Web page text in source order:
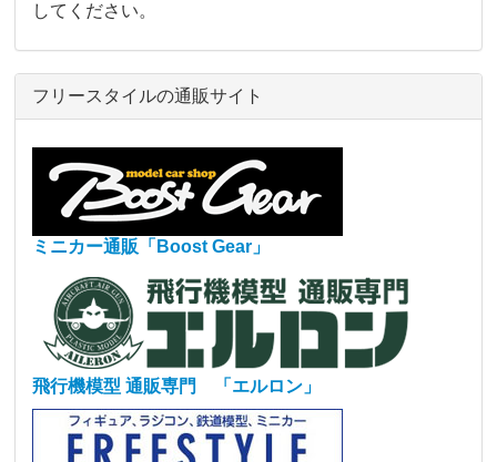
してください。
フリースタイルの通販サイト
ミニカー通販「Boost Gear」
飛行機模型 通販専門 「エルロン」